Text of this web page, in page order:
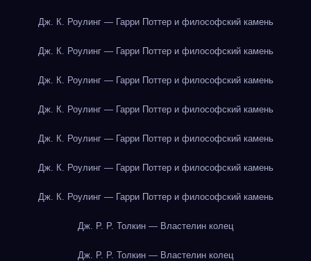
Дж. К. Роулинг — Гарри Поттер и философский камень
Дж. К. Роулинг — Гарри Поттер и философский камень
Дж. К. Роулинг — Гарри Поттер и философский камень
Дж. К. Роулинг — Гарри Поттер и философский камень
Дж. К. Роулинг — Гарри Поттер и философский камень
Дж. К. Роулинг — Гарри Поттер и философский камень
Дж. К. Роулинг — Гарри Поттер и философский камень
Дж. Р. Р. Толкин — Властелин колец
Дж. Р. Р. Толкин — Властелин колец